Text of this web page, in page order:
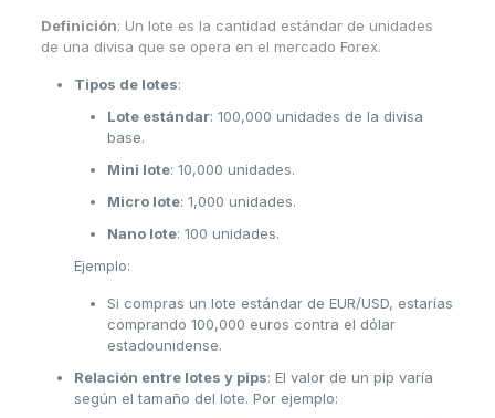
Definición: Un lote es la cantidad estándar de unidades
de una divisa que se opera en el mercado Forex.
Tipos de lotes:
Lote estándar: 100,000 unidades de la divisa
base.
Mini lote: 10,000 unidades.
Micro lote: 1,000 unidades.
Nano lote: 100 unidades.
Ejemplo:
Si compras un lote estándar de EUR/USD, estarías
comprando 100,000 euros contra el dólar
estadounidense.
Relación entre lotes y pips: El valor de un pip varía
según el tamaño del lote. Por ejemplo: